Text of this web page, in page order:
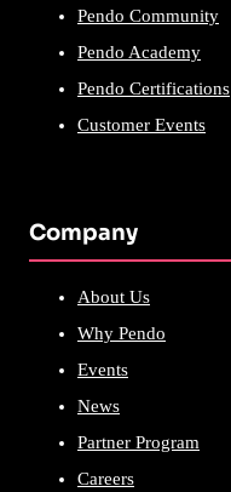
Pendo Community
Pendo Academy
Pendo Certifications
Customer Events
Company
About Us
Why Pendo
Events
News
Partner Program
Careers